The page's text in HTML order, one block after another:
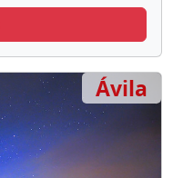
Ávila